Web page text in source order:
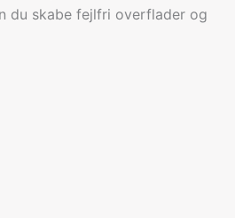
du skabe fejlfri overflader og